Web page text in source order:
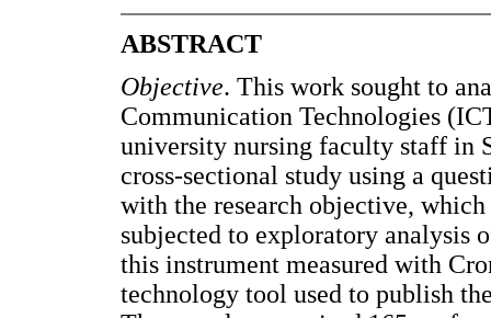
ABSTRACT
Objective. This work sought to
Communication Technologies
university nursing faculty staff in
cross-sectional study using a
with the research objective,
subjected to exploratory
this instrument measured with
technology tool used to publish